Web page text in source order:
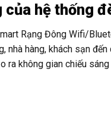
của hệ thống
Rạng Đông Wifi/
nhà hàng, khách sạn
ra không gian chiếu